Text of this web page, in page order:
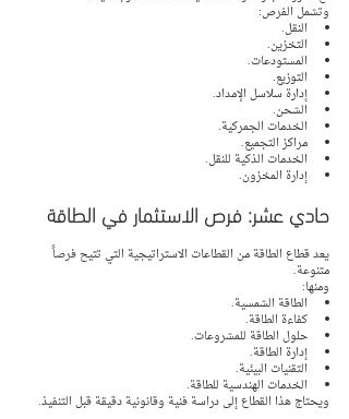
وتشمل الفرص:
النقل.
التخزين.
المستودعات.
التوزيع.
إدارة سلاسل الإمداد.
الشحن.
الخدمات الجمركية.
مراكز التجميع.
الخدمات الذكية للنقل.
إدارة المخزون.
حادي عشر: فرص الاستثمار في الطاقة
يعد قطاع الطاقة من القطاعات الاستراتيجية التي تتيح فرصاً
متنوعة.
ومنها:
الطاقة الشمسية.
كفاءة الطاقة.
حلول الطاقة للمشروعات.
إدارة الطاقة.
التقنيات البيئية.
الخدمات الهندسية للطاقة.
ويحتاج هذا القطاع إلى دراسة فنية وقانونية دقيقة قبل التنفيذ.